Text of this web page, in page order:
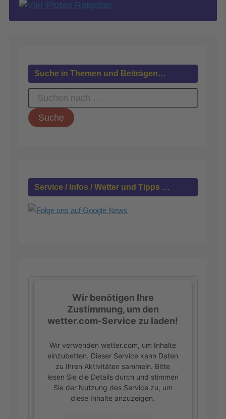
Suche in Themen und Beiträgen…
c
h
:
Service / Infos / Wetter und Tipps …
Wir benötigen Ihre
Zustimmung, um den
wetter.com-Service zu laden!
Wir verwenden wetter.com, um Inhalte
einzubetten. Dieser Service kann Daten
zu Ihren Aktivitäten sammeln. Bitte
lesen Sie die Details durch und stimmen
Sie der Nutzung des Service zu, um
diese Inhalte anzuzeigen.